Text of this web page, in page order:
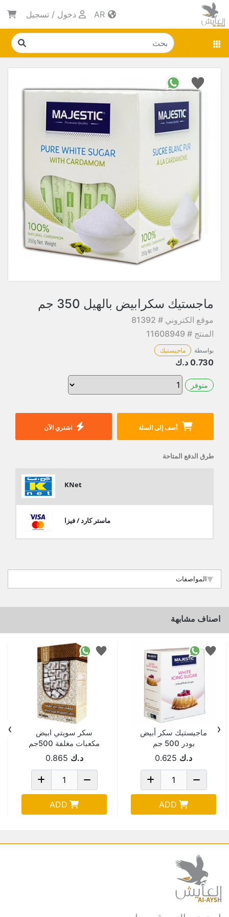
دخول / تسجيل
ماجستيك سكرابيض بالهيل 350 جم
موقع الكتروني # 81392
المنتج # 11608949
بواسطة ماجيستيك
0.730 د.ك
متوفر
أضف إلى السلة اشتري الآن
طرق الدفع المتاحة
KNet
ماستر كارد / فيزا
المواصفات
اصناف مشابهة
ماجيستيك سكر أبيض
بودر 500 جم
د.ك 0.625
ADD
سكر سويتي ابيض
مكعبات مغلفة 500جم
د.ك 0.865
ADD
‹
›